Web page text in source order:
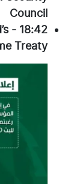
Council
18:42
-
Treaty